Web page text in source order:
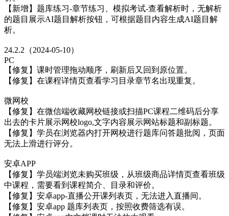
【新增】题库练习-章节练习、模拟考试-查看解析时，无解析
的题目展示AI题目解析按钮，可根据题目内容生成AI题目解
析。
24.2.2（2024-05-10）
PC
【修复】课时管理拖动顺序，刷新后又回到原位置。
【修复】在课程详情页查看学习目录章节名出现重复。
微网校
【修复】在微信端收藏网校链接或扫描PC课程二维码后分享
出去的卡片展示网校logo,文字内容展示网站标题和副标题。
【修复】学员在浏览器内打开网校进行题库问答题批阅，页面
无法上滑进行评分。
安卓APP
【修复】学员端浏览未购买班级，从班级商品详情页查看班级
中课程，需要看到课程简介、目录和评价。
【修复】安卓app-直播公开课列表页，无法进入直播间。
【修复】安卓app 题库列表页，按照收费筛选有误。